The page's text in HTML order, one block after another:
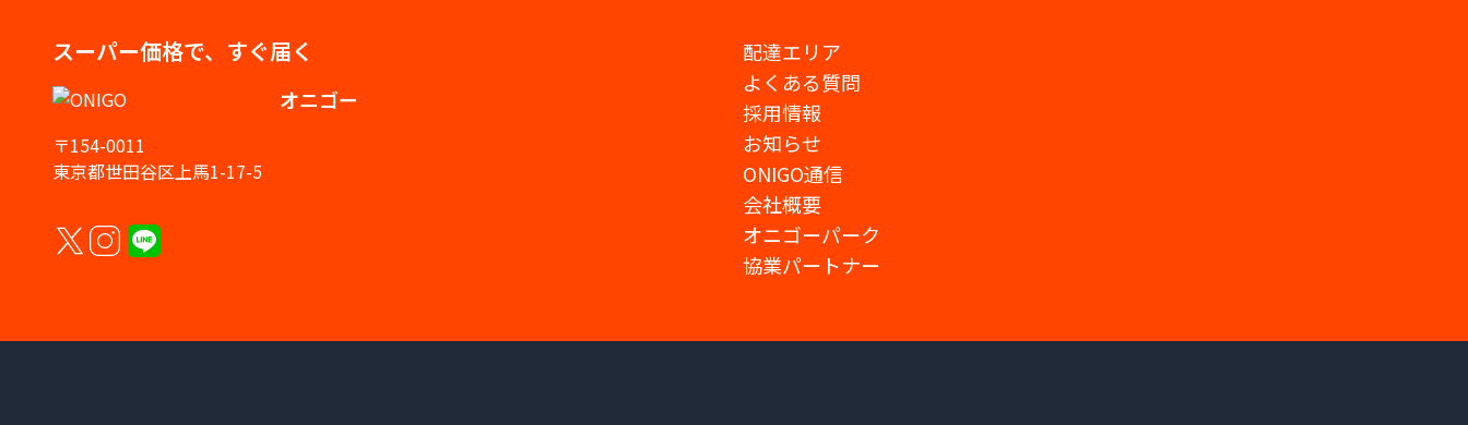
スーパー価格で、すぐ届く
オニゴー
〒154-0011
東京都世田谷区上馬1-17-5
配達エリア
よくある質問
採用情報
お知らせ
ONIGO通信
会社概要
オニゴーパーク
協業パートナー